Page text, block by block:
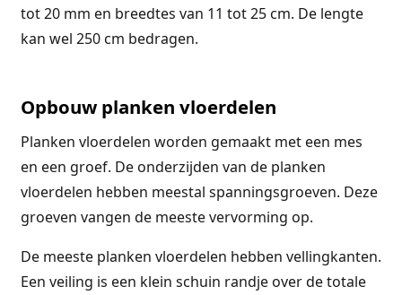
tot 20 mm en breedtes van 11 tot 25 cm. De lengte
kan wel 250 cm bedragen.
Opbouw planken vloerdelen
Planken vloerdelen worden gemaakt met een mes
en een groef. De onderzijden van de planken
vloerdelen hebben meestal spanningsgroeven. Deze
groeven vangen de meeste vervorming op.
De meeste planken vloerdelen hebben vellingkanten.
Een veiling is een klein schuin randje over de totale